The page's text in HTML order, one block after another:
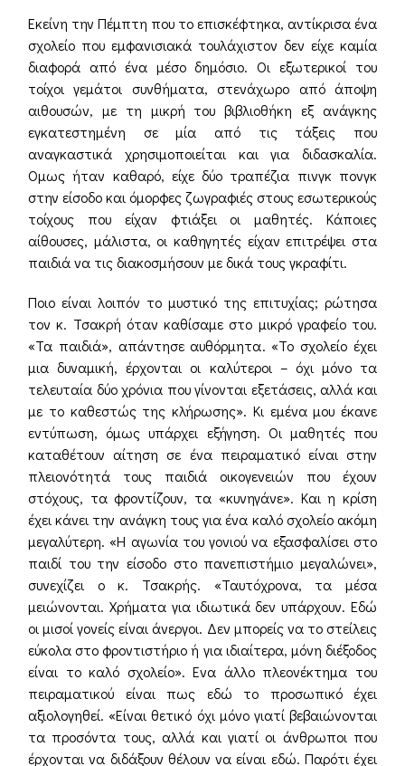
Εκείνη την Πέμπτη που το επισκέφτηκα, αντίκρισα ένα
σχολείο που εμφανισιακά τουλάχιστον δεν είχε καμία
διαφορά από ένα μέσο δημόσιο. Οι εξωτερικοί του
τοίχοι γεμάτοι συνθήματα, στενάχωρο από άποψη
αιθουσών, με τη μικρή του βιβλιοθήκη εξ ανάγκης
εγκατεστημένη σε μία από τις τάξεις που
αναγκαστικά χρησιμοποιείται και για διδασκαλία.
Ομως ήταν καθαρό, είχε δύο τραπέζια πινγκ πονγκ
στην είσοδο και όμορφες ζωγραφιές στους εσωτερικούς
τοίχους που είχαν φτιάξει οι μαθητές. Κάποιες
αίθουσες, μάλιστα, οι καθηγητές είχαν επιτρέψει στα
παιδιά να τις διακοσμήσουν με δικά τους γκραφίτι.
Ποιο είναι λοιπόν το μυστικό της επιτυχίας; ρώτησα
τον κ. Τσακρή όταν καθίσαμε στο μικρό γραφείο του.
«Τα παιδιά», απάντησε αυθόρμητα. «Το σχολείο έχει
μια δυναμική, έρχονται οι καλύτεροι – όχι μόνο τα
τελευταία δύο χρόνια που γίνονται εξετάσεις, αλλά και
με το καθεστώς της κλήρωσης». Κι εμένα μου έκανε
εντύπωση, όμως υπάρχει εξήγηση. Οι μαθητές που
καταθέτουν αίτηση σε ένα πειραματικό είναι στην
πλειονότητά τους παιδιά οικογενειών που έχουν
στόχους, τα φροντίζουν, τα «κυνηγάνε». Και η κρίση
έχει κάνει την ανάγκη τους για ένα καλό σχολείο ακόμη
μεγαλύτερη. «Η αγωνία του γονιού να εξασφαλίσει στο
παιδί του την είσοδο στο πανεπιστήμιο μεγαλώνει»,
συνεχίζει ο κ. Τσακρής. «Ταυτόχρονα, τα μέσα
μειώνονται. Χρήματα για ιδιωτικά δεν υπάρχουν. Εδώ
οι μισοί γονείς είναι άνεργοι. Δεν μπορείς να το στείλεις
εύκολα στο φροντιστήριο ή για ιδιαίτερα, μόνη διέξοδος
είναι το καλό σχολείο». Ενα άλλο πλεονέκτημα του
πειραματικού είναι πως εδώ το προσωπικό έχει
αξιολογηθεί. «Είναι θετικό όχι μόνο γιατί βεβαιώνονται
τα προσόντα τους, αλλά και γιατί οι άνθρωποι που
έρχονται να διδάξουν θέλουν να είναι εδώ. Παρότι έχει